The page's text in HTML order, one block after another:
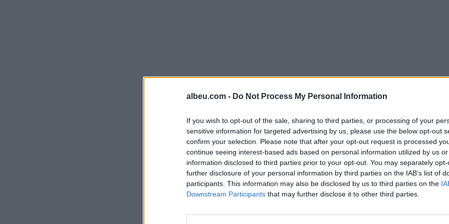
albeu.com - Do Not Process My Personal Information
If you wish to opt-out of the sale, sharing to third parties, or processing of your
sensitive information for targeted advertising by us, please use the below opt-out
confirm your selection. Please note that after your opt-out request is processed
continue seeing interest-based ads based on personal information utilized by us
information disclosed to third parties prior to your opt-out. You may separately
further disclosure of your personal information by third parties on the IAB’s list of
participants. This information may also be disclosed by us to third parties on the
Downstream Participants that may further disclose it to other third parties.